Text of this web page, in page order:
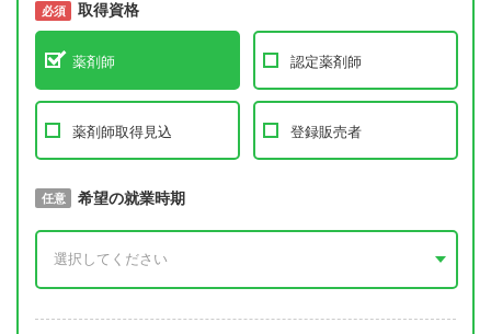
必須 取得資格
薬剤師 認定薬剤師
薬剤師取得見込 登録販売者
必須 取得予定年
任意 希望の就業時期